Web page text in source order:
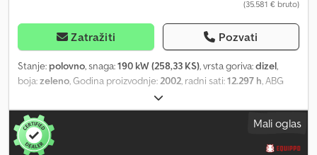
(35.581 € bruto)
Zatražiti Pozvati
Stanje: polovno, snaga:190 kW (258,33 KS), vrsta goriva:dizel,
boja:zeleno , Godina proizvodnje: 2002 , radni sati:12.297 h , ABG
Titan 525 Snaga: 259 kW Finiser tabla: ABG VDT 120 - 8 metara
Interni broj: 26V004 Dedeyk Hqiepfx Ahyskr = Dodatne informacije
= Namena: Građevinarstvo Pogodni materijal: Asfalt Sopstvena
težina: 23.800 kg
Mali oglas